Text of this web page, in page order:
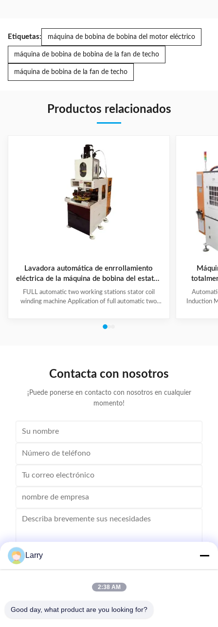
Etiquetas: máquina de bobina de bobina del motor eléctrico
máquina de bobina de bobina de la fan de techo
máquina de bobina de la fan de techo
Productos relacionados
Lavadora automática de enrrollamiento
eléctrica de la máquina de bobina del estator
del motor/2 cabezas
FULL automatic two working stations stator coil
winding machine Application of full automatic two
poles, 4 poles and 6poles coils winding. 1. Main
Winding speed ≤2500RPM Max stator OD 160mm
polos
y
Induction
Contacta con nosotros
¡Puede ponerse en contacto con nosotros en cualquier
momento!
Larry
2:38 AM
Good day, what product are you looking for?